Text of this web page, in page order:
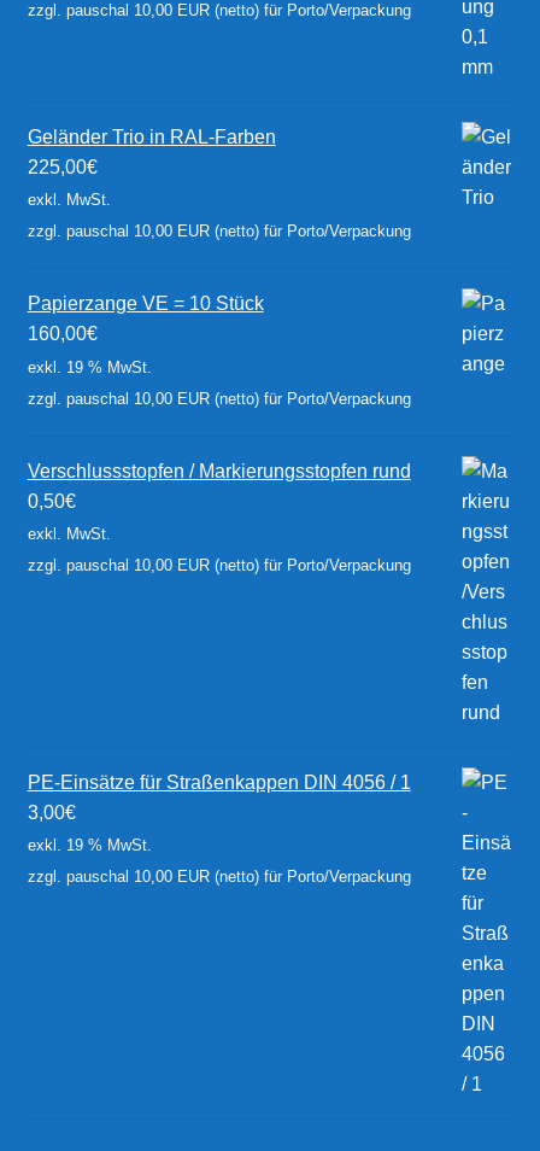
zzgl. pauschal 10,00 EUR (netto) für Porto/Verpackung
Geländer Trio in RAL-Farben
225,00€
exkl. MwSt.
zzgl. pauschal 10,00 EUR (netto) für Porto/Verpackung
Papierzange VE = 10 Stück
160,00€
exkl. 19 % MwSt.
zzgl. pauschal 10,00 EUR (netto) für Porto/Verpackung
Verschlussstopfen / Markierungsstopfen rund
0,50€
exkl. MwSt.
zzgl. pauschal 10,00 EUR (netto) für Porto/Verpackung
PE-Einsätze für Straßenkappen DIN 4056 / 1
3,00€
exkl. 19 % MwSt.
zzgl. pauschal 10,00 EUR (netto) für Porto/Verpackung